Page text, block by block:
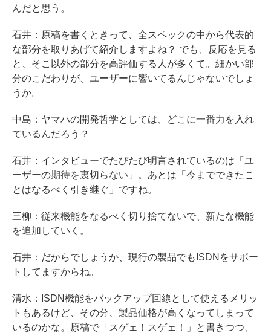
んだと思う。
石井：原稿を書くときって、全スペックの中から代表的
な部分を取りあげて紹介しますよね？ でも、反応を見る
と、そこ以外の部分を高評価する人が多くて。細かい部
分のこだわりが、ユーザーに響いてるんじゃないでしょ
うか。
中島：ヤマハの開発哲学としては、どこに一番力を入れ
ているんだろう？
石井：インタビューでたびたび明言されているのは「ユ
ーザーの期待を裏切らない」。あとは「今までできたこ
とはなるべく引き継ぐ」ですね。
三柳：従来機能をなるべく切り捨てないで、新たな機能
を追加していく。
石井：だからでしょうか、現行の製品でもISDNをサポー
トしてますからね。
清水：ISDN機能をバックアップ回線として使えるメリッ
トもあるけど、その分、製品価格が高くなってしまって
いるのかな。原稿で「スゲェ！スゲェ！」と書きつつ、